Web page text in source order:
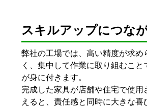
スキルアップにつな
弊社の工場では、高い精度が求め
く、集中して作業に取り組むこと
が身に付きます。
完成した家具が店舗や住宅で使用
えると、責任感と同時に大きな喜